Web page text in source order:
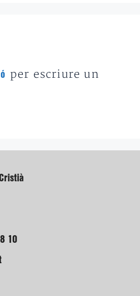
per escriure un
10